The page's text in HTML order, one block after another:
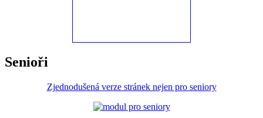
Senioři
Zjednodušená verze stránek nejen pro seniory